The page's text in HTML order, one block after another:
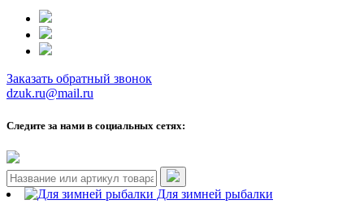
Заказать обратный звонок
dzuk.ru@mail.ru
Следите за нами в социальных сетях:
Для зимней рыбалки